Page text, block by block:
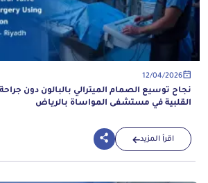
12/04/2026
نجاح توسيع الصمام الميترالي بالبالون دون
القلبية في مستشفى المواساة بالرياض
اقرأ المزيد